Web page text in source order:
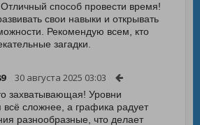
Отличный способ провести время!
свои навыки и открывать
Рекомендую всем, кто
загадки.
30 августа 2025 03:03
захватывающая! Уровни
всё сложнее, а графика радует
разнообразные, что делает